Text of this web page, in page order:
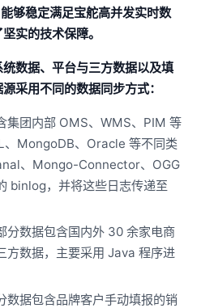
够稳定满足宝舵高并发实时数
实的技术保障。
数据、平台与三方数据以及填
采用不同的数据同步方式：
集团内部 OMS、WMS、PIM 等
、MongoDB、Oracle 等不同类
、Mongo-Connector、OGG
binlog，并将这些日志传递至
分数据包含国内外 30 余家电商
方数据，主要采用 Java 程序进
数据包含品牌客户手动填报的销